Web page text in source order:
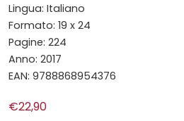
Lingua: Italiano
Formato: 19 x 24
Pagine: 224
Anno: 2017
EAN: 9788868954376
€22,90